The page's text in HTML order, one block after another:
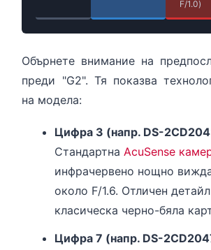
F/1.0)
Обърнете внимание на
преди "G2". Тя показва
на модела:
Цифра 3 (напр. DS-
СтандартнаAcuSense
инфрачервено нощно
около F/1.6. Отличен
класическа черно-бяла
Цифра 7 (напр. DS-